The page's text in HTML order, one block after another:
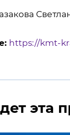
https://kmt-
эта